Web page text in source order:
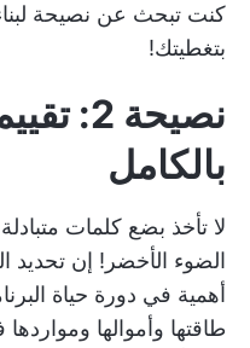
كنت تبحث عن نصيحة
بتغطيتك!
نصيحة
بالكامل
لا تأخذ بضع كلمات
الضوء الأخضر! إن تحديد
أهمية في دورة حياة
طاقتها وأموالها